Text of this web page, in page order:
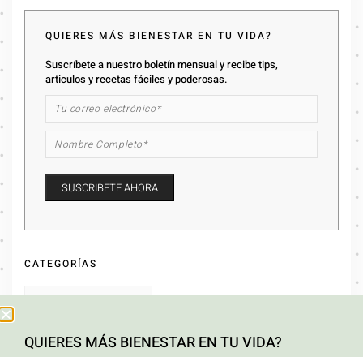
QUIERES MÁS BIENESTAR EN TU VIDA?
Suscríbete a nuestro boletín mensual y recibe tips,
articulos y recetas fáciles y poderosas.
CATEGORÍAS
ARCHIVOS
QUIERES MÁS BIENESTAR EN TU VIDA?